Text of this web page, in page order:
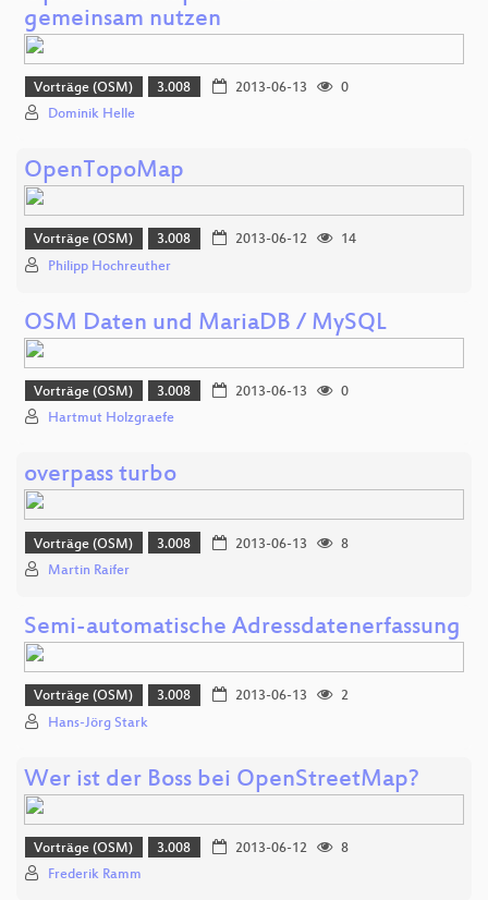
gemeinsam nutzen
Vorträge (OSM) 3.008 2013-06-13
0
Dominik Helle
OpenTopoMap
Vorträge (OSM) 3.008 2013-06-12
14
Philipp Hochreuther
OSM Daten und MariaDB / MySQL
Vorträge (OSM) 3.008 2013-06-13
0
Hartmut Holzgraefe
overpass turbo
Vorträge (OSM) 3.008 2013-06-13
8
Martin Raifer
Semi-automatische Adressdatenerfassung
Vorträge (OSM) 3.008 2013-06-13
2
Hans-Jörg Stark
Wer ist der Boss bei OpenStreetMap?
Vorträge (OSM) 3.008 2013-06-12
8
Frederik Ramm